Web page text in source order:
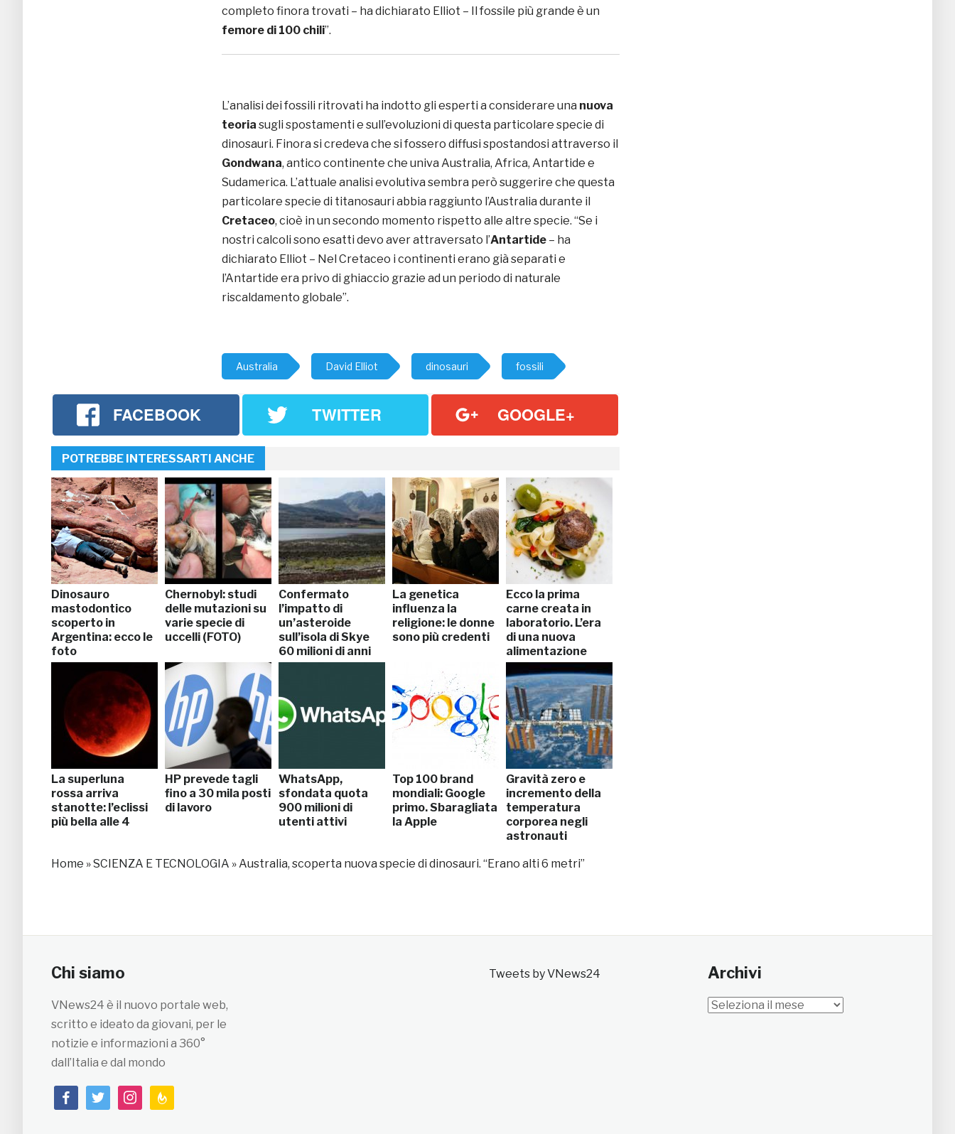
completo finora trovati – ha dichiarato Elliot – Il fossile più grande è un
femore di 100 chili”.
L’analisi dei fossili ritrovati ha indotto gli esperti a considerare una nuova
teoria sugli spostamenti e sull’evoluzioni di questa particolare specie di
dinosauri. Finora si credeva che si fossero diffusi spostandosi attraverso il
Gondwana, antico continente che univa Australia, Africa, Antartide e
Sudamerica. L’attuale analisi evolutiva sembra però suggerire che questa
particolare specie di titanosauri abbia raggiunto l’Australia durante il
Cretaceo, cioè in un secondo momento rispetto alle altre specie. “Se i
nostri calcoli sono esatti devo aver attraversato l’Antartide – ha
dichiarato Elliot – Nel Cretaceo i continenti erano già separati e
l’Antartide era privo di ghiaccio grazie ad un periodo di naturale
riscaldamento globale”.
Australia David Elliot dinosauri fossili
FACEBOOK TWITTER GOOGLE+
POTREBBE INTERESSARTI ANCHE
Dinosauro
mastodontico
scoperto in
Argentina: ecco le
foto
Chernobyl: studi
delle mutazioni su
varie specie di
uccelli (FOTO)
Confermato
l’impatto di
un’asteroide
sull’isola di Skye
60 milioni di anni
fa
La genetica
influenza la
religione: le donne
sono più credenti
Ecco la prima
carne creata in
laboratorio. L’era
di una nuova
alimentazione
La superluna
rossa arriva
stanotte: l’eclissi
più bella alle 4
HP prevede tagli
fino a 30 mila posti
di lavoro
WhatsApp,
sfondata quota
900 milioni di
utenti attivi
Top 100 brand
mondiali: Google
primo. Sbaragliata
la Apple
Gravità zero e
incremento della
temperatura
corporea negli
astronauti
Home »SCIENZA E TECNOLOGIA » Australia, scoperta nuova specie di dinosauri. “Erano alti 6 metri”
Chi siamo
VNews24 è il nuovo portale web,
scritto e ideato da giovani, per le
notizie e informazioni a 360°
dall’Italia e dal mondo
facebooktwitterinstagramfeedburner
Tweets by VNews24 Archivi
Archivi